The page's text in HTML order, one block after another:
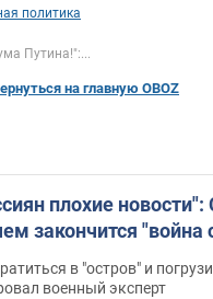
политика
Путина!":...
на главную OBOZ
плохие новости":
закончится "война
в "остров" и
военный эксперт